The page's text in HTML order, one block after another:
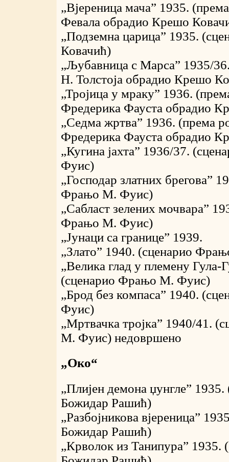
„Вјереница мача” 1935.
Февала обрадио Крешо
„Подземна царица” 1935.
Ковачић)
„Љубавница с Марса” 1935/
Н. Толстоја обрадио Крешо
„Тројица у мраку” 1936.
Фредерика Фауста обрадио
„Седма жртва” 1936. (према
Фредерика Фауста обрадио
„Кугина јахта” 1936/37.
Фуис)
„Господар златних брегова”
Фрањо М. Фуис)
„Сабласт зелених мочвара”
Фрањо М. Фуис)
„Јунаци са границе” 1939.
„Злато” 1940. (сценарио
„Велика глад у племену Гула-
(сценарио Фрањо М. Фуис)
„Брод без компаса” 1940.
Фуис)
„Мртвачка тројка” 1940/41.
М. Фуис) недовршено
„Око“
„Плијен демона џунгле” 1935.
Божидар Рашић)
„Разбојникова вјереница”
Божидар Рашић)
„Крволок из Танипура” 1935.